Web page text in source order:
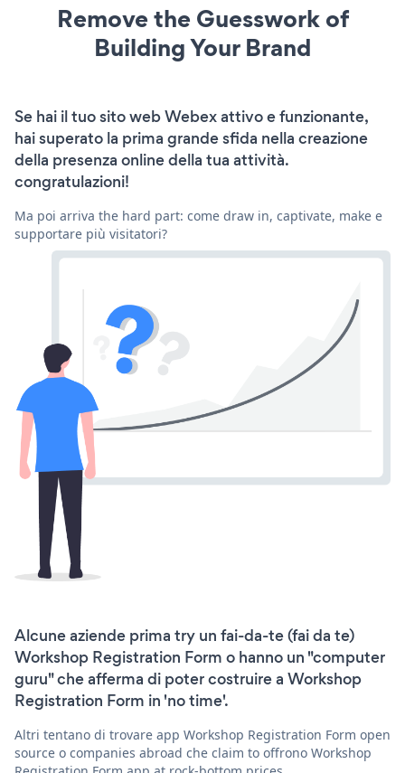
Remove the Guesswork of
Building Your Brand
Se hai il tuo sito web Webex attivo e funzionante,
hai superato la prima grande sfida nella creazione
della presenza online della tua attività.
congratulazioni!
Ma poi arriva the hard part: come draw in, captivate, make e
supportare più visitatori?
Alcune aziende prima try un fai-da-te (fai da te)
Workshop Registration Form o hanno un "computer
guru" che afferma di poter costruire a Workshop
Registration Form in 'no time'.
Altri tentano di trovare app Workshop Registration Form open
source o companies abroad che claim to offrono Workshop